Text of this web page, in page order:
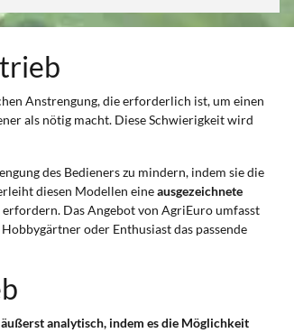
Anstrengung, die erforderlich ist, um einen
als nötig macht. Diese Schwierigkeit wird
des Bedieners zu mindern, indem sie die
diesen Modellen eineausgezeichnete
Das Angebot von AgriEuro umfasst
oder Enthusiast das passende
analytisch, indem es die Möglichkeit